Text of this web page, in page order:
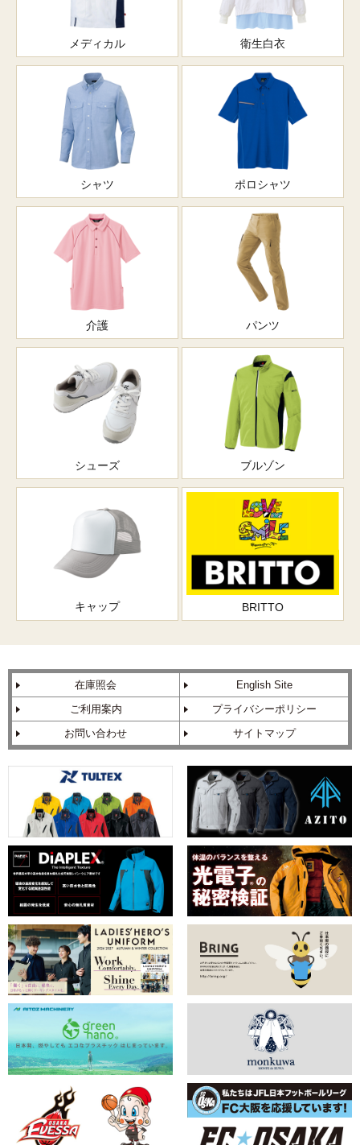
メディカル 衛生白衣
シャツ ポロシャツ
介護 パンツ
シューズ ブルゾン
キャップ BRITTO
在庫照会
English Site
ご利用案内
プライバシーポリシー
お問い合わせ
サイトマップ